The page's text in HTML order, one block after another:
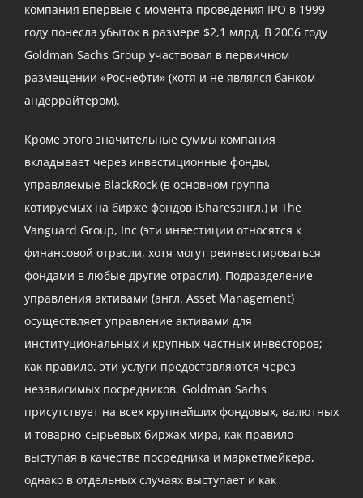
компания впервые с момента проведения IPO в 1999
году понесла убыток в размере $2,1 млрд. В 2006 году
Goldman Sachs Group участвовал в первичном
размещении «Роснефти» (хотя и не являлся банком-
андеррайтером).
Кроме этого значительные суммы компания
вкладывает через инвестиционные фонды,
управляемые BlackRock (в основном группа
котируемых на бирже фондов iSharesангл.) и The
Vanguard Group, Inc (эти инвестиции относятся к
финансовой отрасли, хотя могут реинвестироваться
фондами в любые другие отрасли). Подразделение
управления активами (англ. Asset Management)
осуществляет управление активами для
институциональных и крупных частных инвесторов;
как правило, эти услуги предоставляются через
независимых посредников. Goldman Sachs
присутствует на всех крупнейших фондовых, валютных
и товарно-сырьевых биржах мира, как правило
выступая в качестве посредника и маркетмейкера,
однако в отдельных случаях выступает и как